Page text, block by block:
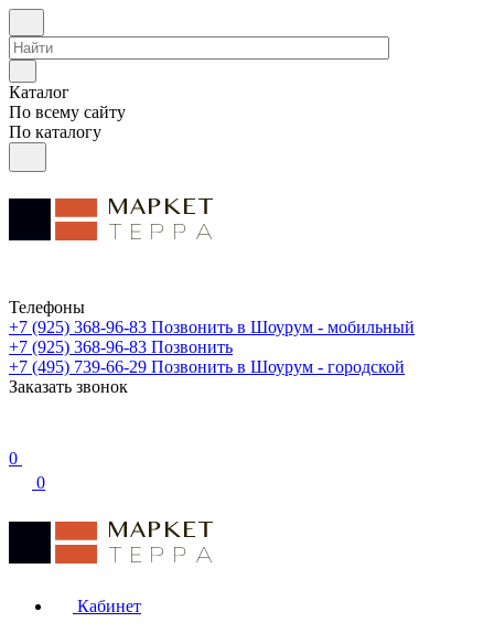
Каталог
По всему сайту
По каталогу
Телефоны
+7 (925) 368-96-83 Позвонить в Шоурум - мобильный
+7 (925) 368-96-83 Позвонить
+7 (495) 739-66-29 Позвонить в Шоурум - городской
Заказать звонок
0
0
Кабинет